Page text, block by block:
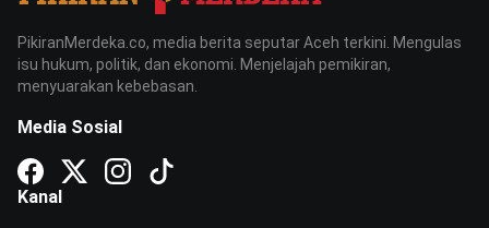
PikiranMerdeka.co, media berita seputar Aceh terkini. Mengulas
isu hukum, politik, dan ekonomi. Menjelajah pemikiran,
menyuarakan kebebasan.
Media Sosial
Kanal